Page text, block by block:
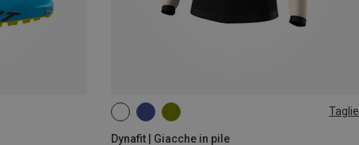
Taglie
Dynafit | Giacche in pile
S M L